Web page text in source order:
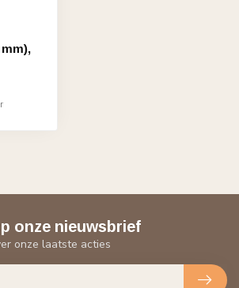
onze nieuwsbrief
onze laatste acties